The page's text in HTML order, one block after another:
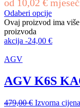
od 10,02 €
Odaberi opcije
Ovaj proizvod ima
proizvoda
akcija -24,00 €
AGV
AGV K6S
479,00€ Izvorna